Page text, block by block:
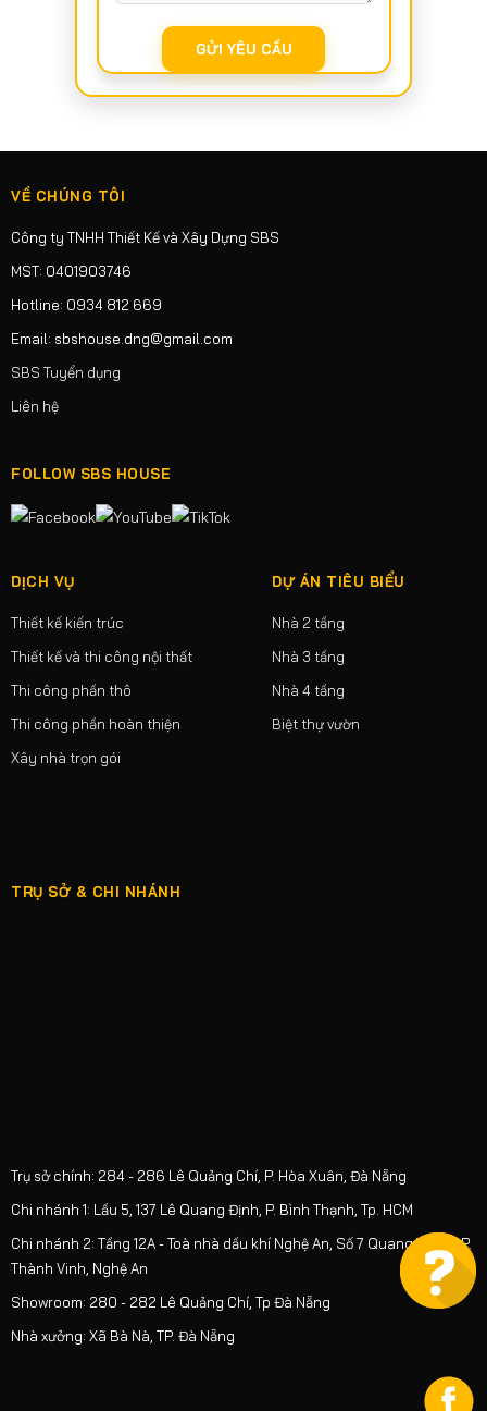
VỀ CHÚNG TÔI
Công ty TNHH Thiết Kế và Xây Dựng SBS
MST: 0401903746
Hotline: 0934 812 669
Email: sbshouse.dng@gmail.com
SBS Tuyển dụng
Liên hệ
FOLLOW SBS HOUSE
DỊCH VỤ
Thiết kế kiến trúc
Thiết kế và thi công nội thất
Thi công phần thô
Thi công phần hoàn thiện
Xây nhà trọn gói
DỰ ÁN TIÊU BIỂU
Nhà 2 tầng
Nhà 3 tầng
Nhà 4 tầng
Biệt thự vườn
TRỤ SỞ & CHI NHÁNH
Trụ sở chính: 284 - 286 Lê Quảng Chí, P. Hòa Xuân, Đà Nẵng
Chi nhánh 1: Lầu 5, 137 Lê Quang Định, P. Bình Thạnh, Tp. HCM
Chi nhánh 2: Tầng 12A - Toà nhà dầu khí Nghệ An, Số 7 Quang Trung, P.
Thành Vinh, Nghệ An
Showroom: 280 - 282 Lê Quảng Chí, Tp Đà Nẵng
Nhà xưởng: Xã Bà Nà, TP. Đà Nẵng